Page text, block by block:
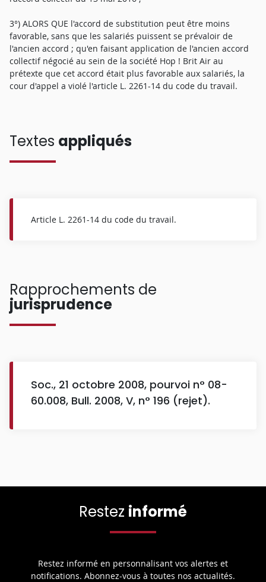
3°) ALORS QUE l'accord de substitution peut être moins
favorable, sans que les salariés puissent se prévaloir de
l'ancien accord ; qu'en faisant application de l'ancien accord
collectif négocié au sein de la société Hop ! Brit Air au
prétexte que cet accord était plus favorable aux salariés, la
cour d'appel a violé l'article L. 2261-14 du code du travail.
Textes appliqués
Article L. 2261-14 du code du travail.
Rapprochements de
jurisprudence
Soc., 21 octobre 2008, pourvoi n° 08-
60.008, Bull. 2008, V, n° 196 (rejet).
Restez informé
Restez informé en personnalisant vos alertes et
notifications. Abonnez-vous à toutes nos actualités.